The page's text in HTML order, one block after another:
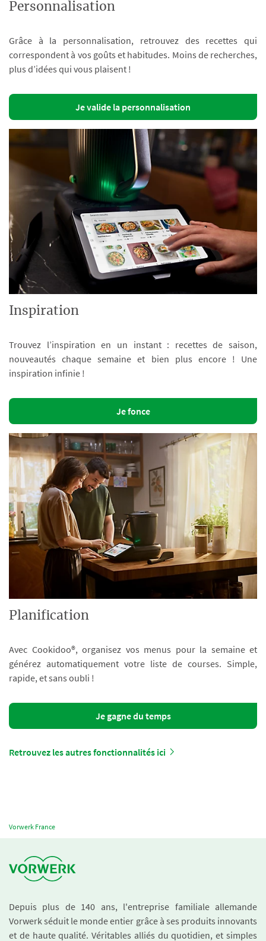
Personnalisation
Grâce à la personnalisation, retrouvez des recettes qui
correspondent à vos goûts et habitudes. Moins de recherches,
plus d’idées qui vous plaisent !
Je valide la personnalisation
Inspiration
Trouvez l’inspiration en un instant : recettes de saison,
nouveautés chaque semaine et bien plus encore ! Une
inspiration infinie !
Je fonce
Planification
Avec Cookidoo®, organisez vos menus pour la semaine et
générez automatiquement votre liste de courses. Simple,
rapide, et sans oubli !
Je gagne du temps
Retrouvez les autres fonctionnalités ici
Vorwerk France
Depuis plus de 140 ans, l'entreprise familiale allemande
Vorwerk séduit le monde entier grâce à ses produits innovants
et de haute qualité. Véritables alliés du quotidien, et simples